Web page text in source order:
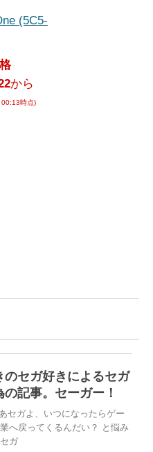
(5C5-
から
時点)
のセガ好きによるセガ
の記事。セーガー！
セガよ、いつになったらゲー
へ戻ってくるんだい？ と悩み
ガ